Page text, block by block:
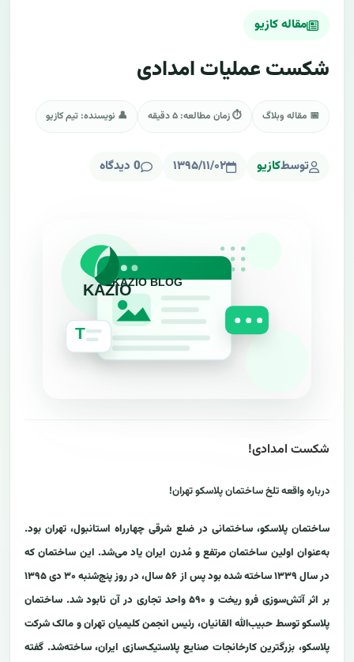
مقاله کازیو
شکست عملیات امدادی
📅 مقاله وبلاگ ⏱ زمان مطالعه: ۵ دقیقه 👤 نویسنده: تیم کازیو
توسطکازیو ۱۳۹۵/۱۱/۰۲ 0 دیدگاه
شکست امدادی!
درباره واقعه تلخ ساختمان پلاسکو تهران!
ساختمان پلاسکو، ساختمانی در ضلع شرقی چهارراه استانبول، تهران بود.
به‌عنوان اولین ساختمان مرتفع و مُدرن ایران یاد می‌شد. این ساختمان که
در سال ۱۳۳۹ ساخته شده بود پس از ۵۶ سال، در روز پنج‌شنبه ۳۰ دی ۱۳۹۵
بر اثر آتش‌سوزی فرو ریخت و ۵۹۰ واحد تجاری در آن نابود شد. ساختمان
پلاسکو توسط حبیب‌الله القانیان، رئیس انجمن کلیمیان تهران و مالک شرکت
پلاسکو، بزرگترین کارخانجات صنایع پلاستیک‌سازی ایران، ساخته‌شد. گفته